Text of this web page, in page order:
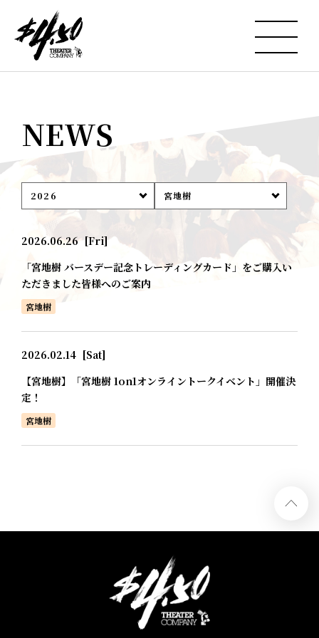
NEWS
2026 宮地樹
2026.06.26 [Fri]
「宮地樹 バースデー記念トレーディングカード」をご購入い
ただきました皆様へのご案内
宮地樹
2026.02.14 [Sat]
【宮地樹】「宮地樹 1on1オンライントークイベント」開催決
定！
宮地樹